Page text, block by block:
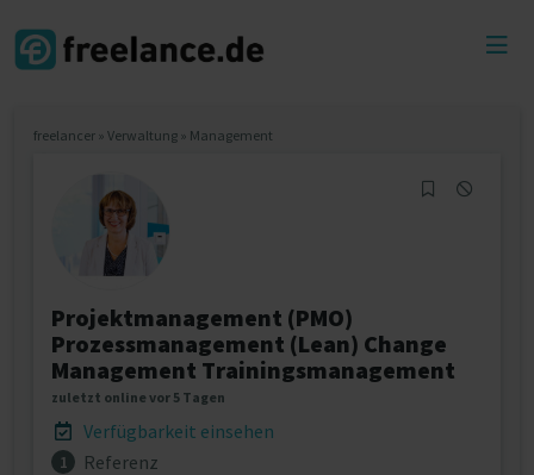
freelancer » Verwaltung » Management
Projektmanagement (PMO)
Prozessmanagement (Lean) Change
Management Trainingsmanagement
zuletzt online vor 5 Tagen
Verfügbarkeit einsehen
1 Referenz